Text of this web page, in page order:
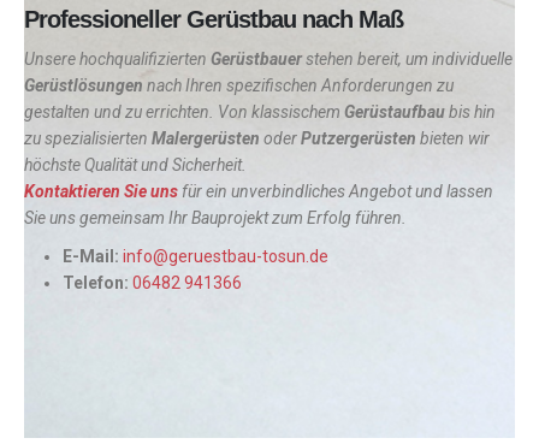
Professioneller Gerüstbau nach Maß
Unsere hochqualifizierten Gerüstbauerstehen bereit, um individuelle
Gerüstlösungen nach Ihren spezifischen Anforderungen zu
gestalten und zu errichten. Von klassischem Gerüstaufbaubis hin
zu spezialisierten Malergerüsten oderPutzergerüsten bieten wir
höchste Qualität und Sicherheit.
Kontaktieren Sie uns für ein unverbindliches Angebot und lassen
Sie uns gemeinsam Ihr Bauprojekt zum Erfolg führen.
E-Mail: info@geruestbau-tosun.de
Telefon: 06482 941366